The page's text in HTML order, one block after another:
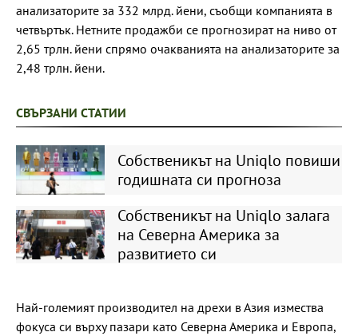
анализаторите за 332 млрд. йени, съобщи компанията в
четвъртък. Нетните продажби се прогнозират на ниво от
2,65 трлн. йени спрямо очакванията на анализаторите за
2,48 трлн. йени.
СВЪРЗАНИ СТАТИИ
Собственикът на Uniqlo повиши
годишната си прогноза
Собственикът на Uniqlo залага
на Северна Америка за
развитието си
Най-големият производител на дрехи в Азия измества
фокуса си върху пазари като Северна Америка и Европа,